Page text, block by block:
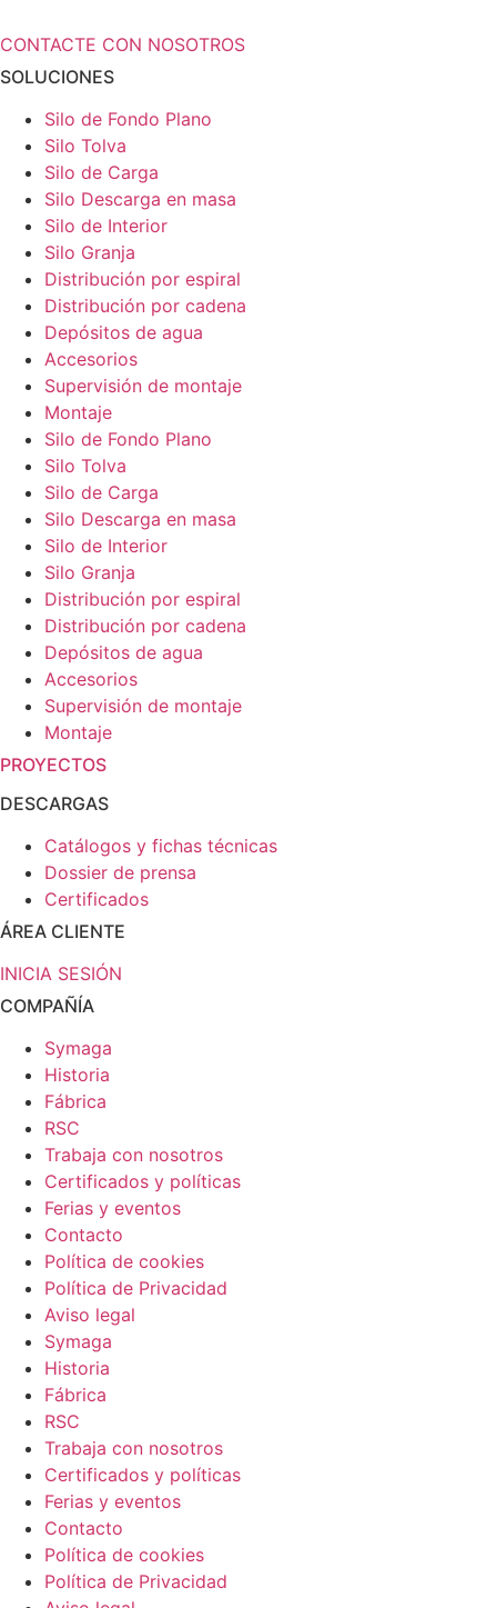
CONTACTE CON NOSOTROS
SOLUCIONES
Silo de Fondo Plano
Silo Tolva
Silo de Carga
Silo Descarga en masa
Silo de Interior
Silo Granja
Distribución por espiral
Distribución por cadena
Depósitos de agua
Accesorios
Supervisión de montaje
Montaje
Silo de Fondo Plano
Silo Tolva
Silo de Carga
Silo Descarga en masa
Silo de Interior
Silo Granja
Distribución por espiral
Distribución por cadena
Depósitos de agua
Accesorios
Supervisión de montaje
Montaje
PROYECTOS
DESCARGAS
Catálogos y fichas técnicas
Dossier de prensa
Certificados
ÁREA CLIENTE
INICIA SESIÓN
COMPAÑÍA
Symaga
Historia
Fábrica
RSC
Trabaja con nosotros
Certificados y políticas
Ferias y eventos
Contacto
Política de cookies
Política de Privacidad
Aviso legal
Symaga
Historia
Fábrica
RSC
Trabaja con nosotros
Certificados y políticas
Ferias y eventos
Contacto
Política de cookies
Política de Privacidad